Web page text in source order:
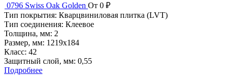
0796 Swiss Oak Golden От 0 ₽
Тип покрытия: Кварцвиниловая плитка (LVT)
Тип соединения: Клеевое
Толщина, мм: 2
Размер, мм: 1219x184
Класс: 42
Защитный слой, мм: 0,55
Подробнее